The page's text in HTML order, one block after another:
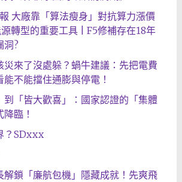
大廠靠「算法瘦身」對抗算力漲價
源轉型的重要工具 | F5修補存在18年
洞?
災來了沒處躲？蝸牛建議：先把電費
不能擋住通膨與停電！
到「皆大歡喜」：國家認證的「集體
臨！
？SDxxx
解鎖「廉航包機」隱藏成就！先爽飛